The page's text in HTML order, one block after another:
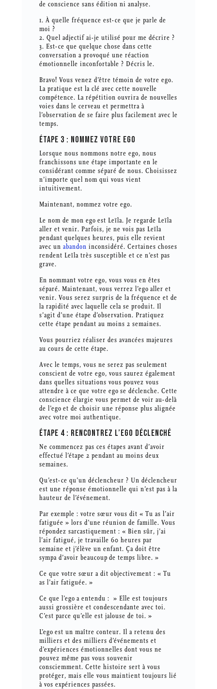
de conscience sans édition ni analyse.
1. À quelle fréquence est-ce que je parle de
moi ?
2. Quel adjectif ai-je utilisé pour me décrire ?
3. Est-ce que quelque chose dans cette
conversation a provoqué une réaction
émotionnelle inconfortable ? Décris le.
Bravo! Vous venez d’être témoin de votre ego.
La pratique est la clé avec cette nouvelle
compétence. La répétition ouvrira de nouvelles
voies dans le cerveau et permettra à
l’observation de se faire plus facilement avec le
temps.
ÉTAPE 3 : NOMMEZ VOTRE EGO
Lorsque nous nommons notre ego, nous
franchissons une étape importante en le
considérant comme séparé de nous. Choisissez
n’importe quel nom qui vous vient
intuitivement.
Maintenant, nommez votre ego.
Le nom de mon ego est Leïla. Je regarde Leïla
aller et venir. Parfois, je ne vois pas Leïla
pendant quelques heures, puis elle revient
avec un abandon inconsidéré. Certaines choses
rendent Leïla très susceptible et ce n’est pas
grave.
En nommant votre ego, vous vous en êtes
séparé. Maintenant, vous verrez l’ego aller et
venir. Vous serez surpris de la fréquence et de
la rapidité avec laquelle cela se produit. Il
s’agit d’une étape d’observation. Pratiquez
cette étape pendant au moins 2 semaines.
Vous pourriez réaliser des avancées majeures
au cours de cette étape.
Avec le temps, vous ne serez pas seulement
conscient de votre ego, vous saurez également
dans quelles situations vous pouvez vous
attendre à ce que votre ego se déclenche. Cette
conscience élargie vous permet de voir au-delà
de l’ego et de choisir une réponse plus alignée
avec votre moi authentique.
ÉTAPE 4 : RENCONTREZ L’EGO DÉCLENCHÉ
Ne commencez pas ces étapes avant d’avoir
effectué l’étape 2 pendant au moins deux
semaines.
Qu’est-ce qu’un déclencheur ? Un déclencheur
est une réponse émotionnelle qui n’est pas à la
hauteur de l’événement.
Par exemple : votre sœur vous dit « Tu as l’air
fatiguée » lors d’une réunion de famille. Vous
répondez sarcastiquement : « Bien sûr, j’ai
l’air fatigué, je travaille 60 heures par
semaine et j’élève un enfant. Ça doit être
sympa d’avoir beaucoup de temps libre. »
Ce que votre sœur a dit objectivement : « Tu
as l’air fatiguée. »
Ce que l’ego a entendu : » Elle est toujours
aussi grossière et condescendante avec toi.
C’est parce qu’elle est jalouse de toi. »
L’ego est un maître conteur. Il a retenu des
milliers et des milliers d’événements et
d’expériences émotionnelles dont vous ne
pouvez même pas vous souvenir
consciemment. Cette histoire sert à vous
protéger, mais elle vous maintient toujours lié
à vos expériences passées.